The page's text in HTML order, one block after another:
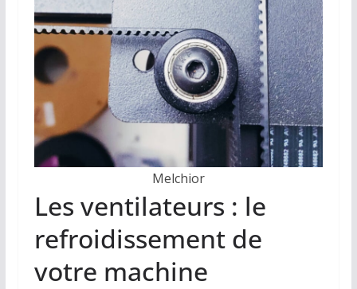
Melchior
Les ventilateurs : le
refroidissement de
votre machine